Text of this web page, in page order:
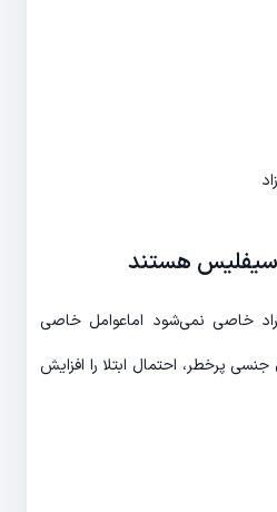
سیفلیس هستند
خاصی نمی‌شود اماعوامل خاصی
پرخطر، احتمال ابتلا را افزایش